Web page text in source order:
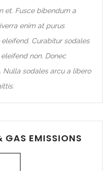
et. Fusce bibendum a
enim at purus
Curabitur sodales
non. Donec
Nulla sodales arcu a libero
GAS EMISSIONS